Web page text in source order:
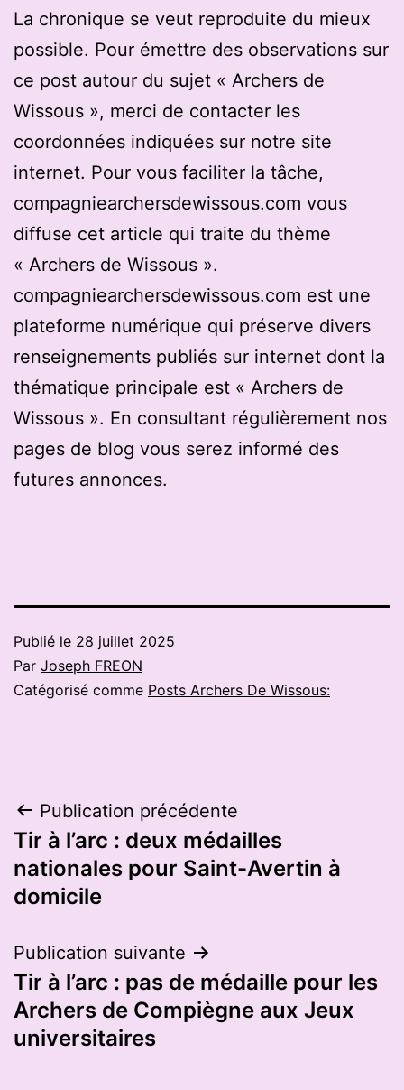
La chronique se veut reproduite du mieux
possible. Pour émettre des observations sur
ce post autour du sujet « Archers de
Wissous », merci de contacter les
coordonnées indiquées sur notre site
internet. Pour vous faciliter la tâche,
compagniearchersdewissous.com vous
diffuse cet article qui traite du thème
« Archers de Wissous ».
compagniearchersdewissous.com est une
plateforme numérique qui préserve divers
renseignements publiés sur internet dont la
thématique principale est « Archers de
Wissous ». En consultant régulièrement nos
pages de blog vous serez informé des
futures annonces.
Publié le 28 juillet 2025
Par Joseph FREON
Catégorisé comme Posts Archers De Wissous:
Navigation
de
l’article
Publication précédente
Tir à l’arc : deux médailles
nationales pour Saint-Avertin à
domicile
Publication suivante
Tir à l’arc : pas de médaille pour les
Archers de Compiègne aux Jeux
universitaires